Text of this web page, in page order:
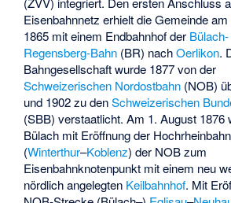
Eisenbahnnetz erhielt die Gemeinde
1865 mit einem Endbahnhof der Bülach-
Regensberg-Bahn (BR) nachOerlikon.
Bahngesellschaft wurde 1877 von der
Schweizerischen Nordostbahn (NOB)
und 1902 zu denSchweizerischen
(SBB) verstaatlicht. Am 1. August 1876
Bülach mit Eröffnung der Hochrheinbahn
(Winterthur–Koblenz) der NOB zum
Eisenbahnknotenpunkt mit einem neu
nördlich angelegten Keilbahnhof. Mit